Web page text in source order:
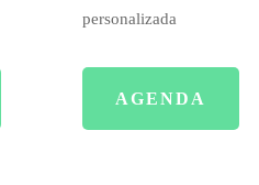
personalizada
AGENDA